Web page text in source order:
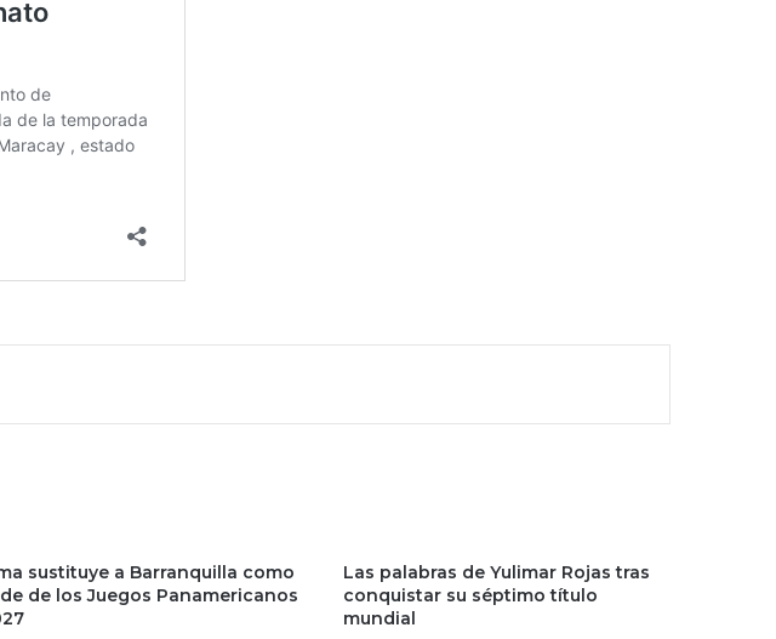
sustituye a Barranquilla como
de los Juegos Panamericanos
Las palabras de Yulimar Rojas tras
conquistar su séptimo título
mundial